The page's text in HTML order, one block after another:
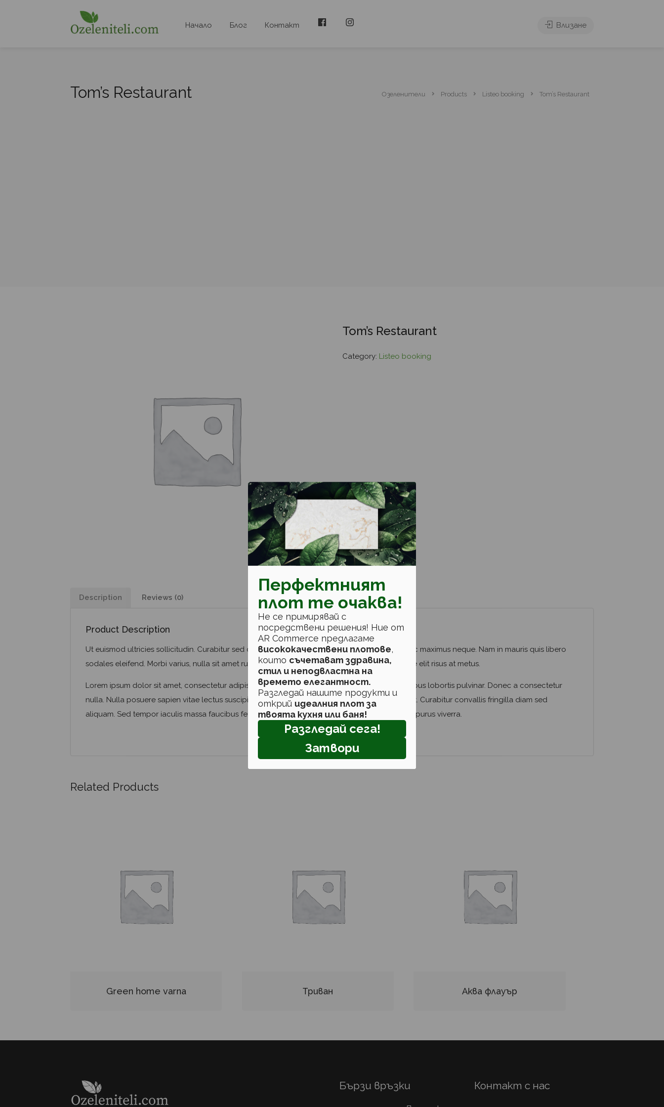
Перфектният
плот те очаква!
Не се примирявай с
посредствени решения! Ние от
AR Commerce предлагаме
висококачествени плотове,
които съчетават здравина,
стил и неподвластна на
времето елегантност.
Разгледай нашите продукти и
открий идеалния плот за
твоята кухня или баня!
Разгледай сега!
Затвори
Начало Блог Контакт Влизане
Tom’s Restaurant Озеленители Products Listeo booking Tom’s Restaurant
Tom’s Restaurant
Category: Listeo booking
Description Reviews (0)
Product Description
Ut euismod ultricies sollicitudin. Curabitur sed dapibus nulla. Nulla eget iaculis lectus. Mauris ac maximus neque. Nam in mauris quis libero
sodales eleifend. Morbi varius, nulla sit amet rutrum elementum, est elit finibus tellus, ut tristique elit risus at metus.
Lorem ipsum dolor sit amet, consectetur adipiscing elit. Maecenas in pulvinar neque. Nulla finibus lobortis pulvinar. Donec a consectetur
nulla. Nulla posuere sapien vitae lectus suscipit, et pulvinar nisi tincidunt. Aliquam erat volutpat. Curabitur convallis fringilla diam sed
aliquam. Sed tempor iaculis massa faucibus feugiat. In fermentum facilisis massa, a consequat purus viverra.
Related Products
Green home varna Триван Аква флауър
Бързи връзки Контакт с нас